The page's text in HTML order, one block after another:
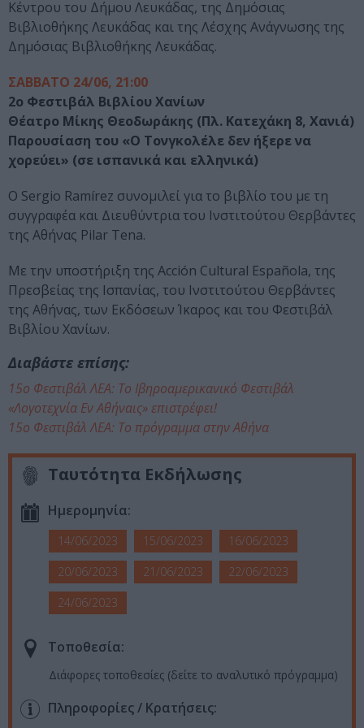
Κέντρου του Δήμου Λευκάδας, της Δημόσιας
Βιβλιοθήκης Λευκάδας και της Λέσχης Ανάγνωσης της
Δημόσιας Βιβλιοθήκης Λευκάδας.
ΣΑΒΒΑΤΟ 24/06, 21:00
2ο Φεστιβάλ Βιβλίου Χανίων
Θέατρο Μίκης Θεοδωράκης (Πλ. Κατεχάκη 8, Χανιά)
Παρουσίαση του «Ο Τονγκολέλε δεν ήξερε να
χορεύει» (σε ισπανικά και ελληνικά)
Ο Sergio Ramírez συνομιλεί για το βιβλίο του με τη
συγγραφέα και Διευθύντρια του Ινστιτούτου Θερβάντες
της Αθήνας Pilar Tena.
Με την υποστήριξη της Acción Cultural Española, της
Πρεσβείας της Ισπανίας, του Ινστιτούτου Θερβάντες
της Αθήνας, των Εκδόσεων Ίκαρος και του Φεστιβάλ
Βιβλίου Χανίων.
Διαβάστε επίσης:
15ο Φεστιβάλ ΛΕΑ: Το Ιβηροαμερικανικό Φεστιβάλ
«Λογοτεχνία Εν Αθήναις» επιστρέφει!
15ο Φεστιβάλ ΛΕΑ: Το πρόγραμμα στην Αθήνα
Ταυτότητα Εκδήλωσης
Ημερομηνία:
14/06/2023 15/06/2023
16/06/2023
20/06/2023
21/06/2023
22/06/2023
24/06/2023
Τοποθεσία:
Διάφορες τοποθεσίες (δείτε το αναλυτικό πρόγραμμα)
Πληροφορίες / Κρατήσεις: